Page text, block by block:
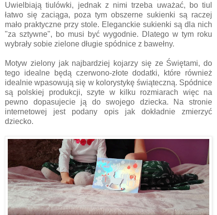
Uwielbiają tiulówki, jednak z nimi trzeba uważać, bo tiul
łatwo się zaciąga, poza tym obszerne sukienki są raczej
mało praktyczne przy stole. Eleganckie sukienki są dla nich
"za sztywne", bo musi być wygodnie. Dlatego w tym roku
wybrały sobie zielone długie spódnice z bawełny.
Motyw zielony jak najbardziej kojarzy się ze Świętami, do
tego idealne będą czerwono-złote dodatki, które również
idealnie wpasowują się w kolorystykę świąteczną. Spódnice
są polskiej produkcji, szyte w kilku rozmiarach więc na
pewno dopasujecie ją do swojego dziecka. Na stronie
internetowej jest podany opis jak dokładnie zmierzyć
dziecko.